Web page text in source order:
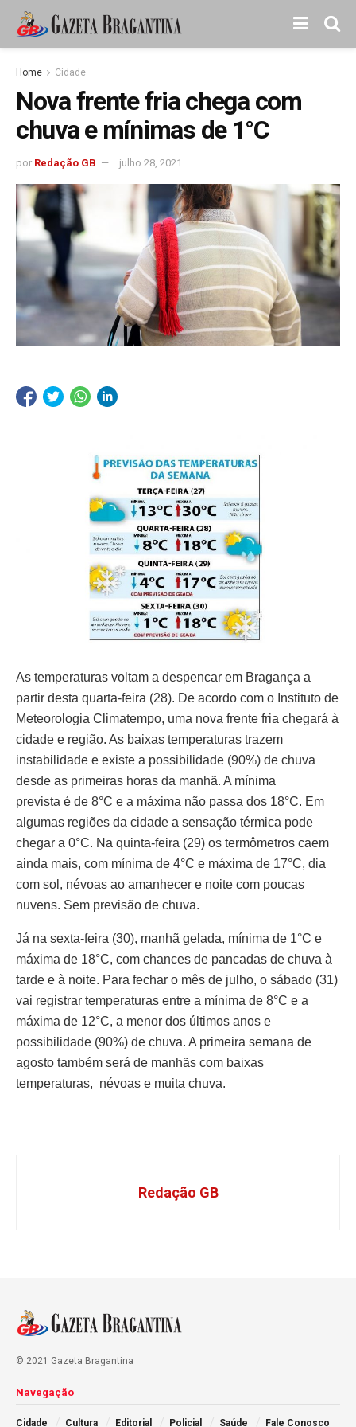
Home Cidade
Nova frente fria chega com
chuva e mínimas de 1°C
por Redação GB julho 28, 2021
As temperaturas voltam a despencar em Bragança a
partir desta quarta-feira (28). De acordo com o Instituto de
Meteorologia Climatempo, uma nova frente fria chegará à
cidade e região. As baixas temperaturas trazem
instabilidade e existe a possibilidade (90%) de chuva
desde as primeiras horas da manhã. A mínima
prevista é de 8°C e a máxima não passa dos 18°C. Em
algumas regiões da cidade a sensação térmica pode
chegar a 0°C. Na quinta-feira (29) os termômetros caem
ainda mais, com mínima de 4°C e máxima de 17°C, dia
com sol, névoas ao amanhecer e noite com poucas
nuvens. Sem previsão de chuva.
Já na sexta-feira (30), manhã gelada, mínima de 1°C e
máxima de 18°C, com chances de pancadas de chuva à
tarde e à noite. Para fechar o mês de julho, o sábado (31)
vai registrar temperaturas entre a mínima de 8°C e a
máxima de 12°C, a menor dos últimos anos e
possibilidade (90%) de chuva. A primeira semana de
agosto também será de manhãs com baixas
temperaturas, névoas e muita chuva.
Redação GB
© 2021 Gazeta Bragantina
Navegação
Cidade Cultura Editorial Policial Saúde Fale Conosco